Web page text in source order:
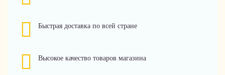
Быстрая доставка по всей стране
Высокое качество товаров магазина